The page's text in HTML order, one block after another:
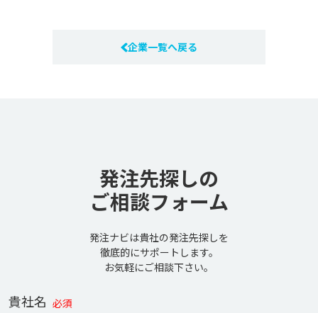
企業一覧へ戻る
発注先探しの
ご相談フォーム
発注ナビは貴社の発注先探しを
徹底的にサポートします。
お気軽にご相談下さい。
貴社名 必須